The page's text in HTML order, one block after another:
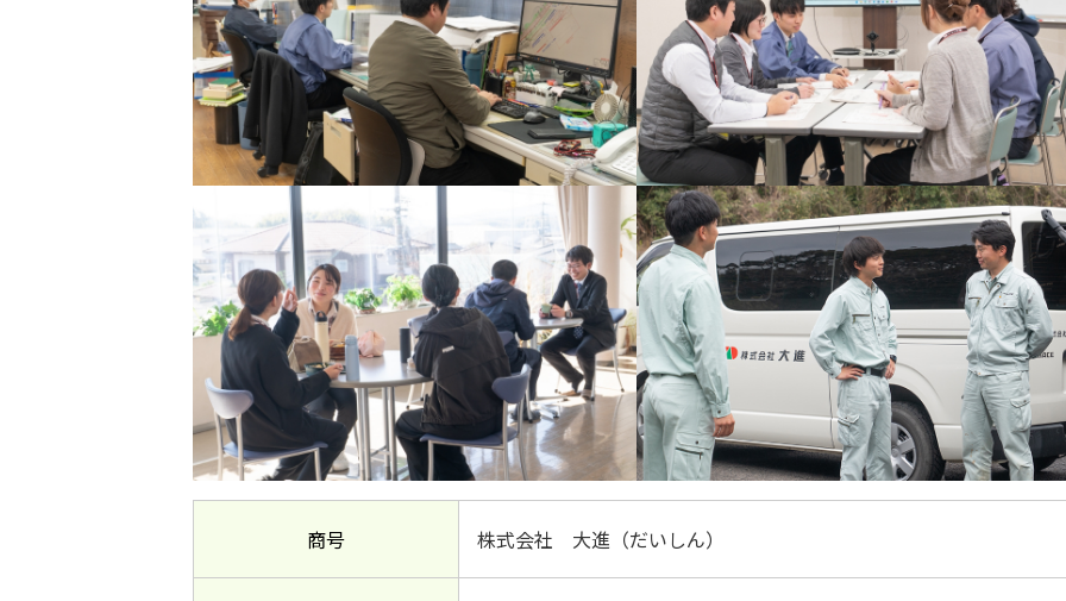
商号 株式会社 大進（だいしん）